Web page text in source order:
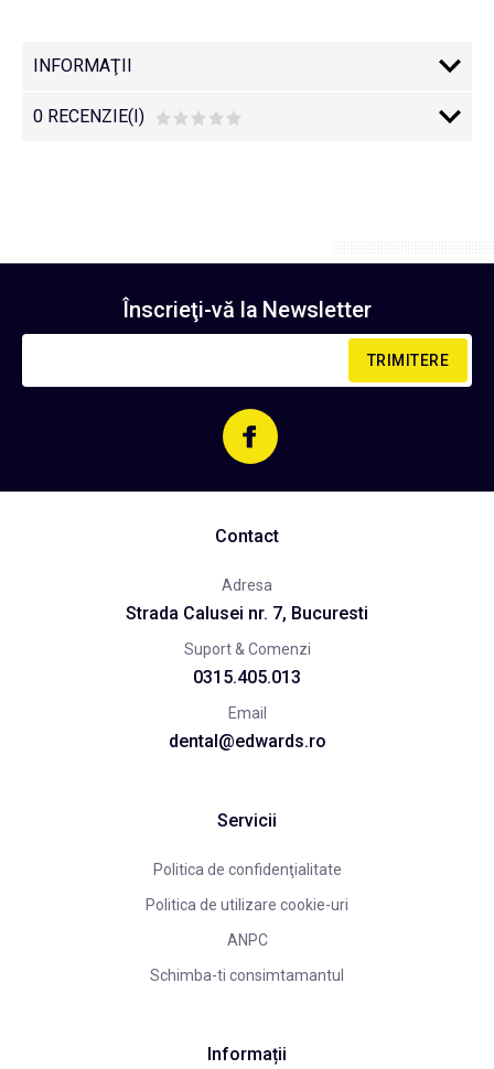
INFORMAŢII
0 RECENZIE(I)
Înscrieţi-vă la Newsletter
TRIMITERE
Contact
Adresa
Strada Calusei nr. 7, Bucuresti
Suport & Comenzi
0315.405.013
Email
dental@edwards.ro
Servicii
Politica de confidenţialitate
Politica de utilizare cookie-uri
ANPC
Schimba-ti consimtamantul
Informații